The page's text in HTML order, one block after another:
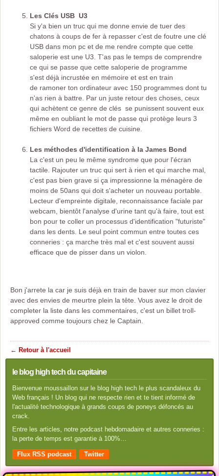
Les Clés USB U3
Si y'a bien un truc qui me donne envie de tuer des
chatons à coups de fer à repasser c'est de foutre une clé
USB dans mon pc et de me rendre compte que cette
saloperie est une U3. T'as pas le temps de comprendre
ce qui se passe que cette saloperie de programme
s'est déjà incrustée en mémoire et est en train
de ramoner ton ordinateur avec 150 programmes dont tu
n'as rien à battre. Par un juste retour des choses, ceux
qui achètent ce genre de clés se punissent souvent eux
même en oubliant le mot de passe qui protège leurs 3
fichiers Word de recettes de cuisine.
Les méthodes d'identification à la James Bond
La c'est un peu le même syndrome que pour l'écran
tactile. Rajouter un truc qui sert à rien et qui marche mal,
c'est pas bien grave si ça impressionne la ménagère de
moins de 50ans qui doit s'acheter un nouveau portable.
Lecteur d'empreinte digitale, reconnaissance faciale par
webcam, bientôt l'analyse d'urine tant qu'à faire, tout est
bon pour te coller un processus d'identification "futuriste"
dans les dents. Le seul point commun entre toutes ces
conneries : ça marche très mal et c'est souvent aussi
efficace que de pisser dans un violon.
Bon j'arrete la car je suis déjà en train de baver sur mon clavier
avec des envies de meurtre plein la tête. Vous avez le droit de
completer la liste dans les commentaires, c'est un billet troll-
approved comme toujours chez le Captain.
← Retour à l'accueil
le blog high tech du capitaine
Bienvenue moussaillon sur le blog high tech le plus scandaleux du
Web français ! Un blog qui ne respecte rien et te tient informé de
l'actualité technologique à grands coups de poneys défoncés au
crack.
Entre les articles, notre podcast hebdomadaire et autres conneries :
la perte de temps est garantie à 100%…
Flux RSS podcast Twitter